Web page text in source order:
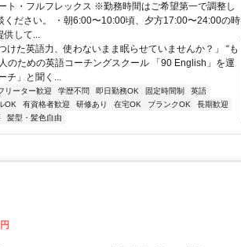
ト・フルフレックス ※勤務時間はご希望第一で調整し
ください。 ・朝6:00〜10:00頃、夕方17:00〜24:00の時
供して...
けた英語力、使わないまま眠らせていませんか？」 “も
のための英語コーチングスクール 「90 English」を運
チ」と聞く...
リーター歓迎 学歴不問 即日勤務OK 固定時間制
英語
OK 有資格者歓迎 研修あり 在宅OK ブランクOK
長期歓迎
髪型・髪色自由